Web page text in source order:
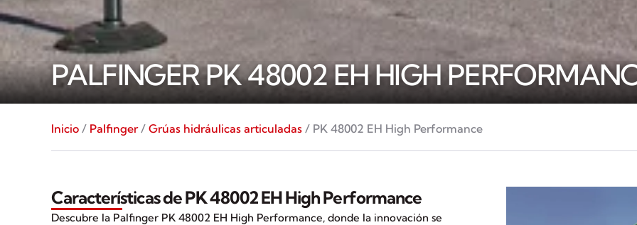
PALFINGER PK 48002 EH HIGH
Inicio / Palfinger/ Grúas hidráulicas articuladas / PK 48002 EH High Performance
Características de PK 48002 EH High Performance
Descubre la Palfinger PK 48002 EH High Performance, donde la innovación se